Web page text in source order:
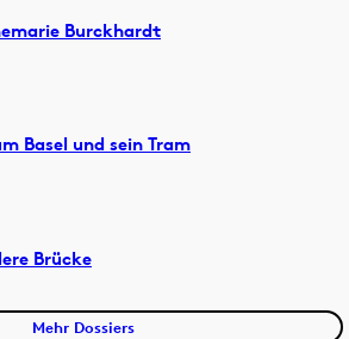
Burckhardt
Basel und sein Tram
Brücke
Mehr Dossiers